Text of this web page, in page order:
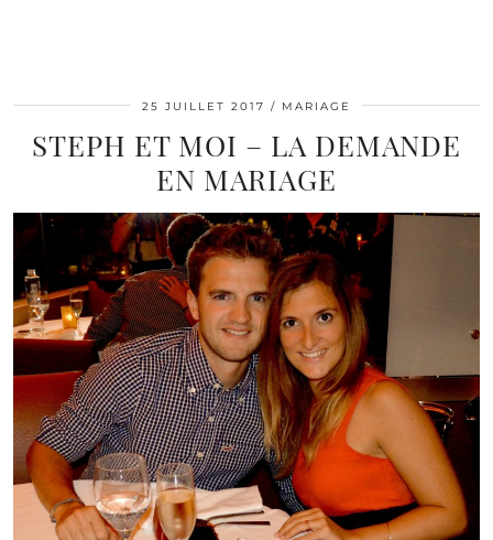
25 JUILLET 2017 MARIAGE
STEPH ET MOI – LA DEMANDE
EN MARIAGE